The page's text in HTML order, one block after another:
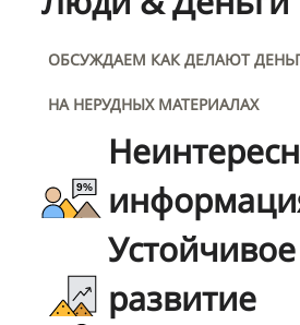
ОБСУЖДАЕМ КАК ДЕЛАЮТ
НА НЕРУДНЫХ МАТЕРИАЛАХ
Устойчивое
развитие